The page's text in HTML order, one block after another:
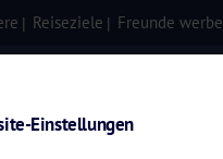
Reiseziele Freunde
Einstellungen